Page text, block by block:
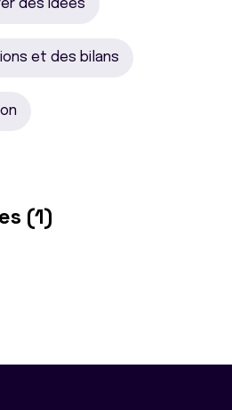
des idées
et des bilans
(1)